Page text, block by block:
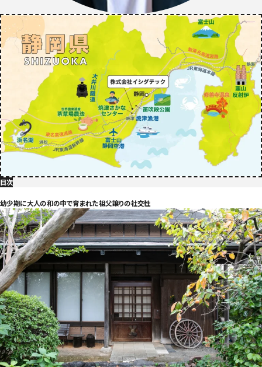
目次
幼少期に大人の和の中で育まれた祖父譲りの社交性